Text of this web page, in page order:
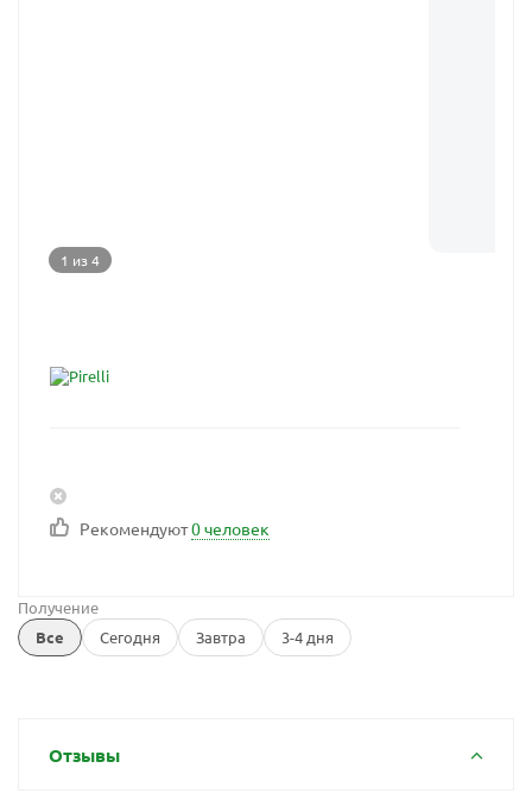
1 из 4
Рекомендуют0 человек
Получение
Все
Сегодня Завтра 3-4 дня
Отзывы